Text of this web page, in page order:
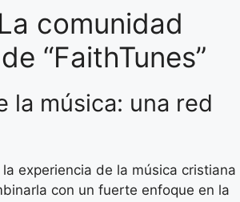
comunidad
“FaithTunes”
la música: una red
la experiencia de la música cristiana
con un fuerte enfoque en la